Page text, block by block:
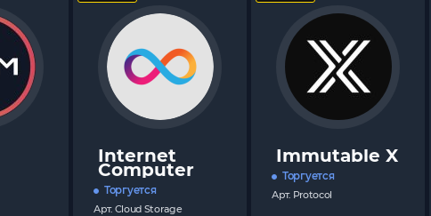
Internet
Computer
Торгуется
Арт. Cloud Storage
Immutable X
Торгуется
Арт. Protocol